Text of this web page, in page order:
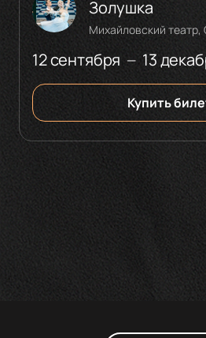
12 сентября — 13
Золушка
Михайловский
Купить